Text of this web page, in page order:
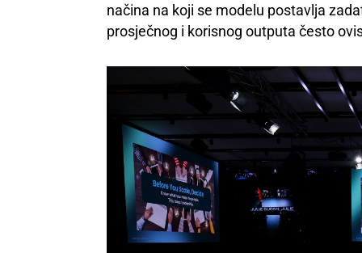
načina na koji se modelu postavlja
prosječnog i korisnog outputa često